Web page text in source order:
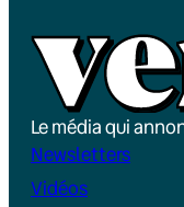
Le média qui
Newsletters
Vidéos